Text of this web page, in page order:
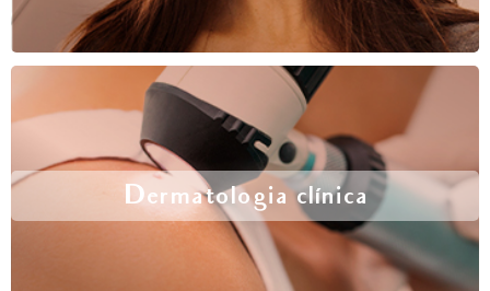
Dermatologia clínica